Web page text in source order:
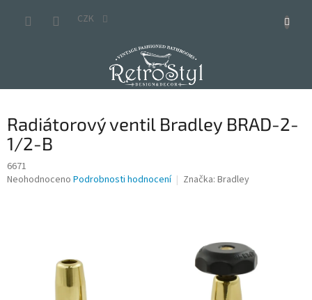
CZK
Radiátorový ventil Bradley BRAD-2-
1/2-B
6671
Průměrné
Neohodnoceno Podrobnosti hodnocení Značka: Bradley